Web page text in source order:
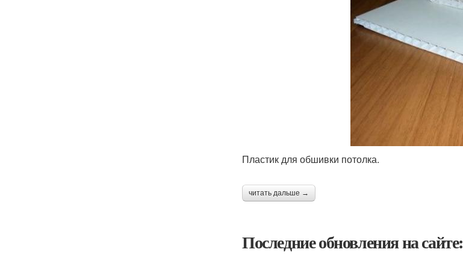
Пластик для обшивки потолка.
читать дальше →
Последние обновления на сайте: